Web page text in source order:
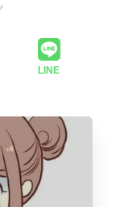
LINE